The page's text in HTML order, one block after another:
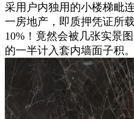
采用户内独用的小楼梯毗
一房地产，即质押凭证所
10%！竟然会被几张实景
的一半计入套内墙面子积